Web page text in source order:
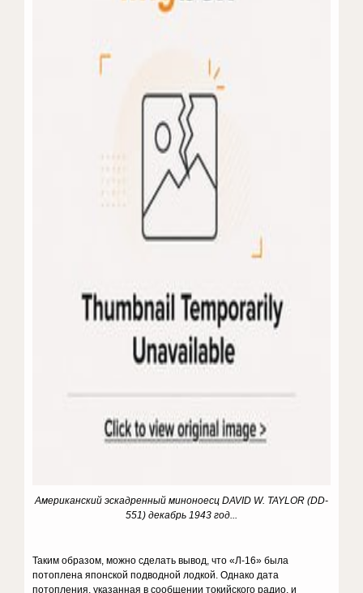
Американский эскадренный миноноесц DAVID W. TAYLOR (DD-
551) декабрь 1943 год...
Таким образом, можно сделать вывод, что «Л-16» была
потоплена японской подводной лодкой. Однако дата
потопления, указанная в сообщении токийского радио, и